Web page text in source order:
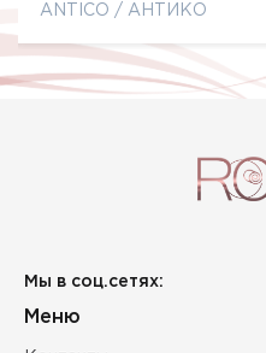
ANTICO / АНТИКО
Мы в соц.сетях:
Меню